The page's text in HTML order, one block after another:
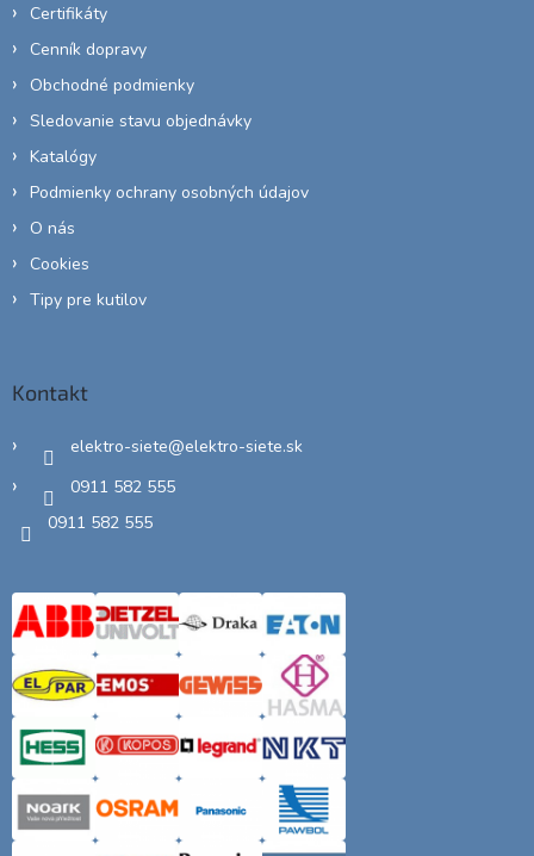
Certifikáty
Cenník dopravy
Obchodné podmienky
Sledovanie stavu objednávky
Katalógy
Podmienky ochrany osobných údajov
O nás
Cookies
Tipy pre kutilov
Kontakt
elektro-siete@elektro-siete.sk
0911 582 555
0911 582 555